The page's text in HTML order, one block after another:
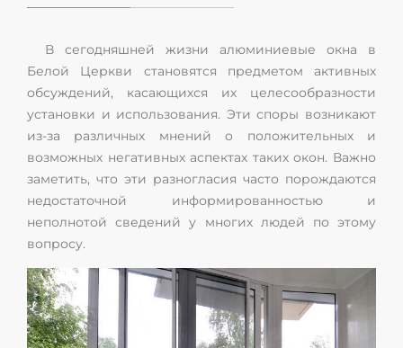
В сегодняшней жизни алюминиевые окна в
Белой Церкви становятся предметом активных
обсуждений, касающихся их целесообразности
установки и использования. Эти споры возникают
из-за различных мнений о положительных и
возможных негативных аспектах таких окон. Важно
заметить, что эти разногласия часто порождаются
недостаточной информированностью и
неполнотой сведений у многих людей по этому
вопросу.